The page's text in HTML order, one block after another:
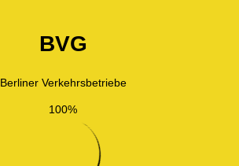
BVG
Berliner Verkehrsbetriebe
100%